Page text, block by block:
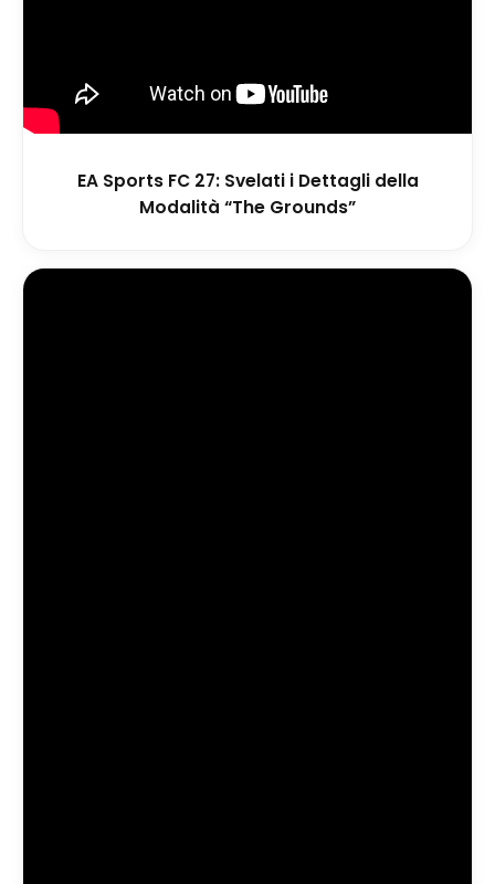
EA Sports FC 27: Svelati i Dettagli della
Modalità “The Grounds”